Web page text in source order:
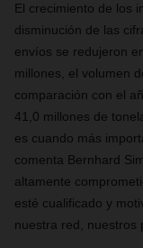
El crecimiento de los
disminución de las
envíos se redujeron
millones, el volumen
comparación con el
41,0 millones de
es cuando más
comenta Bernhard
altamente
esté cualificado y
nuestra red, nuestros